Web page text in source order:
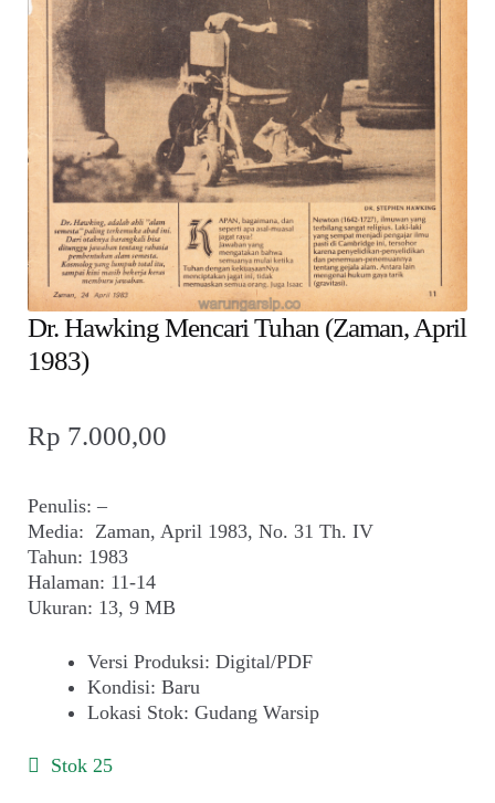
child
menu
Alamat
Rekening
Reseller
Dr. Hawking Mencari Tuhan (Zaman, April
1983)
Rp 7.000,00
Penulis: –
Media: Zaman, April 1983, No. 31 Th. IV
Tahun: 1983
Halaman: 11-14
Ukuran: 13, 9 MB
Versi Produksi: Digital/PDF
Kondisi: Baru
Lokasi Stok: Gudang Warsip
Stok 25